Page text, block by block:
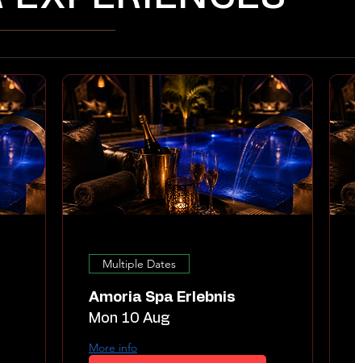
Multiple Dates
Amoria Spa Erlebnis
Mon 10 Aug
More info